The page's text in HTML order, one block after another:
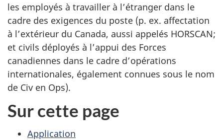
les employés à travailler à l’étranger dans le
cadre des exigences du poste (p. ex. affectation
à l’extérieur du Canada, aussi appelés HORSCAN;
et civils déployés à l’appui des Forces
canadiennes dans le cadre d’opérations
internationales, également connues sous le nom
de Civ en Ops).
Sur cette page
Application